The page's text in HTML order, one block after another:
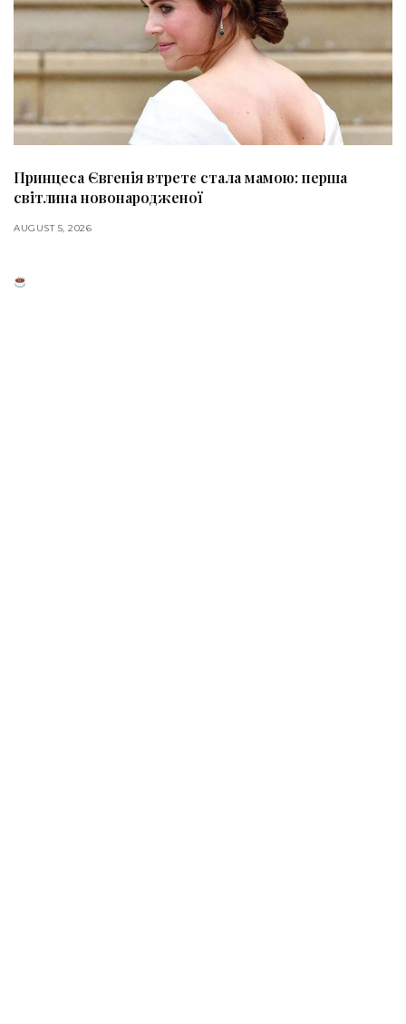
Принцеса Євгенія втретє стала мамою: перша
світлина новонародженої
AUGUST 5, 2026